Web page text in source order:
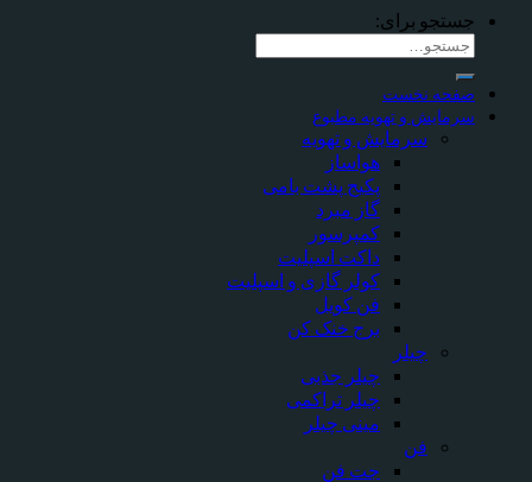
جستجو برای:
صفحه نخست
سرمایش و تهویه مطبوع
سرمایش و تهویه
هواساز
پکیج پشت بامی
گاز مبرد
کمپرسور
داکت اسپلیت
کولر گازی و اسپلیت
فن کویل
برج خنک کن
چیلر
چیلر جذبی
چیلر تراکمی
مینی چیلر
فن
جت فن